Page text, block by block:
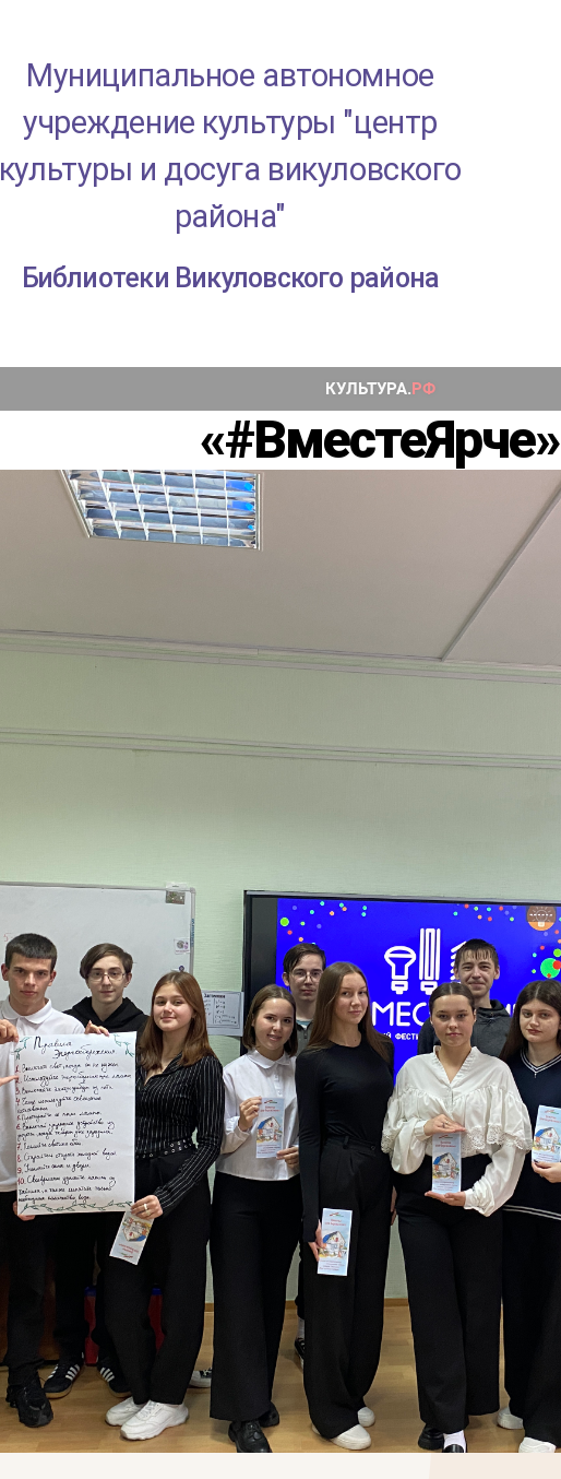
Муниципальное автономное
учреждение культуры "центр
культуры и досуга викуловского
района"
Библиотеки Викуловского района
«#ВместеЯрче»